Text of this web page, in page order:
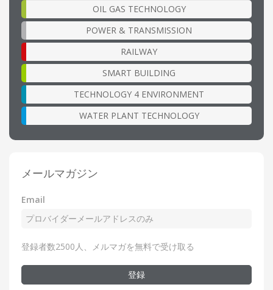
OIL GAS TECHNOLOGY
POWER & TRANSMISSION
RAILWAY
SMART BUILDING
TECHNOLOGY 4 ENVIRONMENT
WATER PLANT TECHNOLOGY
メールマガジン
Email
登録者数2500人、メルマガを無料で受け取る
登録